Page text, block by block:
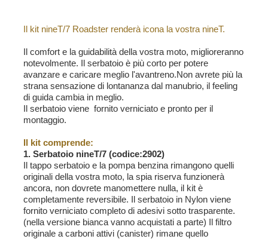
Codice: 1699
Più informazioni ...
1xCoppia carter collettori aspirazione
Più informazioni ...
1xProtezione radiatore NineT
Codice: 1635
Più informazioni ...
Il kit nineT/7 Roadster renderà icona la vostra nineT.
Il comfort e la guidabilità della vostra moto, miglioreranno
notevolmente. Il serbatoio è più corto per potere
avanzare e caricare meglio l'avantreno.Non avrete più la
strana sensazione di lontananza dal manubrio, il feeling
di guida cambia in meglio.
Il serbatoio viene fornito verniciato e pronto per il
montaggio.
Il kit comprende:
1. Serbatoio nineT/7 (codice:2902)
Il tappo serbatoio e la pompa benzina rimangono quelli
originali della vostra moto, la spia riserva funzionerà
ancora, non dovrete manomettere nulla, il kit è
completamente reversibile. Il serbatoio in Nylon viene
fornito verniciato completo di adesivi sotto trasparente.
(nella versione bianca vanno acquistati a parte) Il filtro
originale a carboni attivi (canister) rimane quello